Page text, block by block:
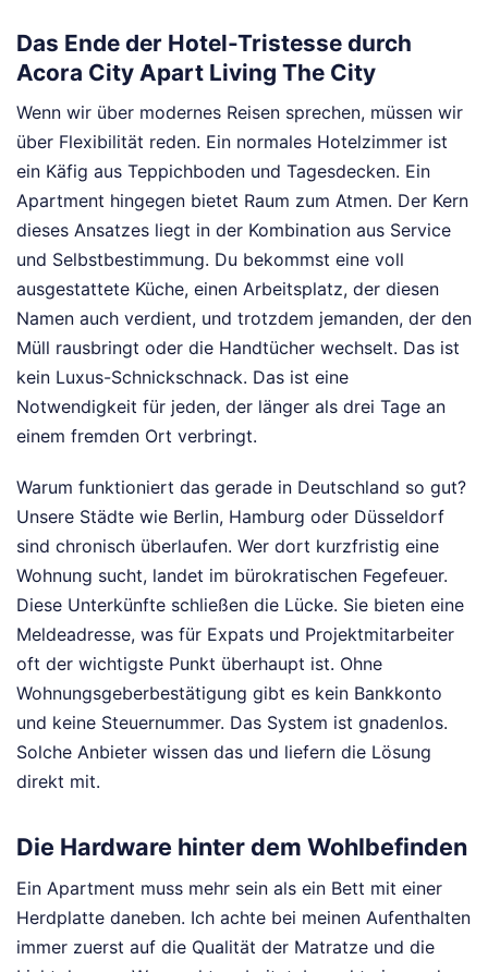
Das Ende der Hotel-Tristesse durch
Acora City Apart Living The City
Wenn wir über modernes Reisen sprechen, müssen wir
über Flexibilität reden. Ein normales Hotelzimmer ist
ein Käfig aus Teppichboden und Tagesdecken. Ein
Apartment hingegen bietet Raum zum Atmen. Der Kern
dieses Ansatzes liegt in der Kombination aus Service
und Selbstbestimmung. Du bekommst eine voll
ausgestattete Küche, einen Arbeitsplatz, der diesen
Namen auch verdient, und trotzdem jemanden, der den
Müll rausbringt oder die Handtücher wechselt. Das ist
kein Luxus-Schnickschnack. Das ist eine
Notwendigkeit für jeden, der länger als drei Tage an
einem fremden Ort verbringt.
Warum funktioniert das gerade in Deutschland so gut?
Unsere Städte wie Berlin, Hamburg oder Düsseldorf
sind chronisch überlaufen. Wer dort kurzfristig eine
Wohnung sucht, landet im bürokratischen Fegefeuer.
Diese Unterkünfte schließen die Lücke. Sie bieten eine
Meldeadresse, was für Expats und Projektmitarbeiter
oft der wichtigste Punkt überhaupt ist. Ohne
Wohnungsgeberbestätigung gibt es kein Bankkonto
und keine Steuernummer. Das System ist gnadenlos.
Solche Anbieter wissen das und liefern die Lösung
direkt mit.
Die Hardware hinter dem Wohlbefinden
Ein Apartment muss mehr sein als ein Bett mit einer
Herdplatte daneben. Ich achte bei meinen Aufenthalten
immer zuerst auf die Qualität der Matratze und die